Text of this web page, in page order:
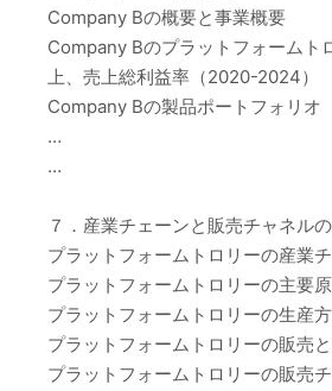
Company Bの概要と事業概要
Company Bのプラットフォームト
上、売上総利益率（2020-2024）
Company Bの製品ポートフォリオ
…
…
７．産業チェーンと販売チャネル
プラットフォームトロリーの産業
プラットフォームトロリーの主要
プラットフォームトロリーの生産
プラットフォームトロリーの販売
プラットフォームトロリーの販売